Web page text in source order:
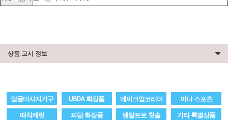
상품 고시 정보
얼굴마사지기구 USDA 화장품 메이크업코리아
아나 스포츠
매직캐럿
파담 화장품 덴탈프로 칫솔 기타 특별상품